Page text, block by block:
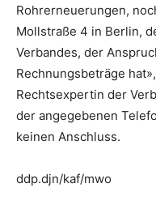
Rohrerneuerungen,
Mollstraße 4 in Berlin,
Verbandes, der
Rechnungsbeträge
Rechtsexpertin der
der angegebenen
keinen Anschluss.
ddp.djn/kaf/mwo